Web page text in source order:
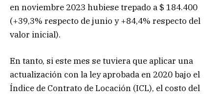
en noviembre 2023 hubiese trepado a $ 184.400
(+39,3% respecto de junio y +84,4% respecto del
valor inicial).
En tanto, si este mes se tuviera que aplicar una
actualización con la ley aprobada en 2020 bajo el
Índice de Contrato de Locación (ICL), el costo del